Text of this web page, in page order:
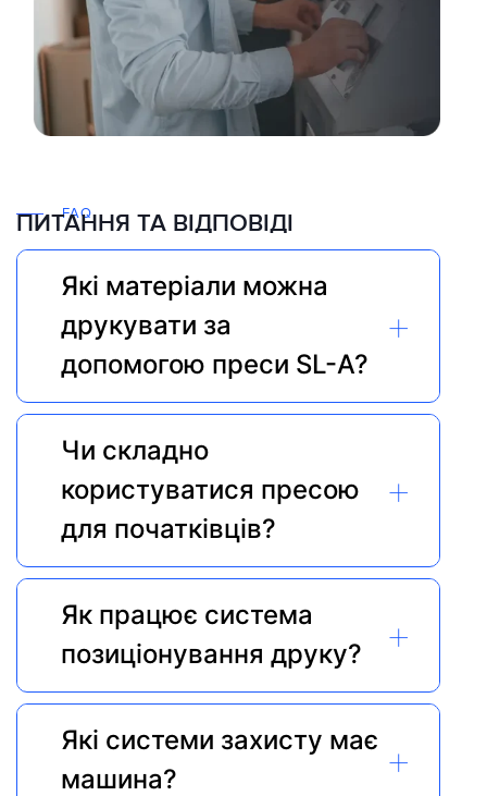
FAQ
ПИТАННЯ ТА ВІДПОВІДІ
Які матеріали можна
друкувати за
допомогою преси SL-A?
+
Чи складно
користуватися пресою
для початківців?
+
Як працює система
позиціонування друку?
+
Які системи захисту має
машина?
+